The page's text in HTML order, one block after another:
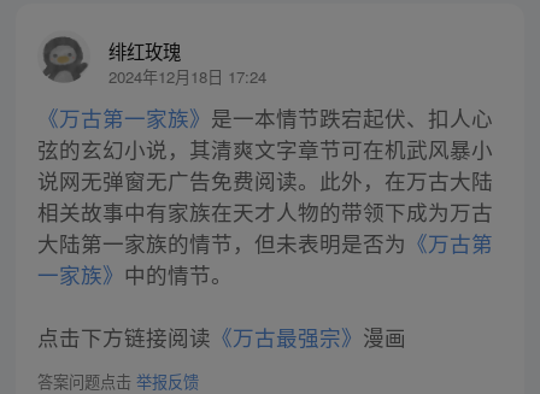
绯红玫瑰
2024年12月18日 17:24
《万古第一家族》 是一本情节跌宕起伏、扣人心
弦的玄幻小说，其清爽文字章节可在机武风暴小
说网无弹窗无广告免费阅读。此外，在万古大陆
相关故事中有家族在天才人物的带领下成为万古
大陆第一家族的情节，但未表明是否为 《万古第
一家族》 中的情节。
点击下方链接阅读 《万古最强宗》 漫画
答案问题点击 举报反馈